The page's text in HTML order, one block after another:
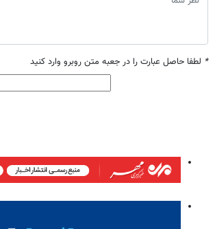
* لطفا حاصل عبارت را در جعبه متن روبرو وارد کنید